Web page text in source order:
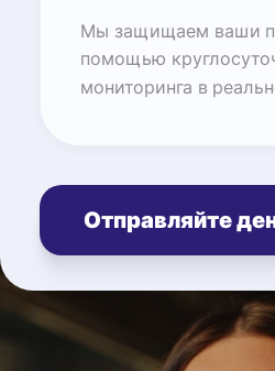
Мы защищаем ваши
помощью
мониторинга в
Отправляйте